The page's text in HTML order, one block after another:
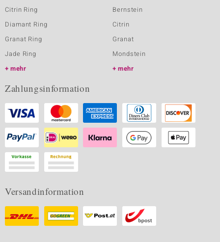
Citrin Ring
Diamant Ring
Granat Ring
Jade Ring
mehr
Bernstein
Citrin
Granat
Mondstein
mehr
Zahlungsinformation
Versandinformation